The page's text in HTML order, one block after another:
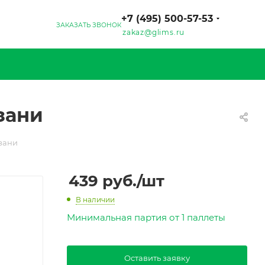
ЗАКАЗАТЬ ЗВОНОК
+7 (495) 500-57-53
zakaz@glims.ru
439 руб./шт
В наличии
Минимальная партия от 1 паллеты
Оставить заявку